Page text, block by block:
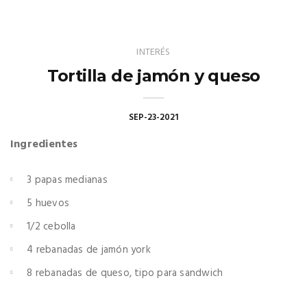
INTERÉS
Tortilla de jamón y queso
SEP-23-2021
Ingredientes
3 papas medianas
5 huevos
1/2 cebolla
4 rebanadas de jamón york
8 rebanadas de queso, tipo para sandwich